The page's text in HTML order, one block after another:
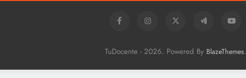
TuDocente - 2026. Powered By BlazeThemes.